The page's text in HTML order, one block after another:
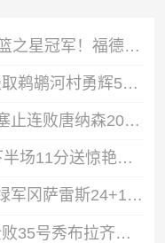
全明星：华盛顿神秘人夺投篮之星冠军！福德夺得三分大赛冠军！
🏀夏联-步行者第三节爆发轻取鹈鹕河村勇辉5+5+12斯劳森22分
🏀夏联-热火5人上双轻取活塞止连败唐纳森20+8+10奥科里27分
🏀夏联-杨瀚森13+5+4帽&下半场11分送惊艳妙传开拓者力克掘金
🏀夏联-国王首节仅4分不敌绿军冈萨雷斯24+10+5塞纳克10+12
🏀夏联-雷霆不敌掘金夏联全败35号秀布拉齐尔32+6马拉14+7+6